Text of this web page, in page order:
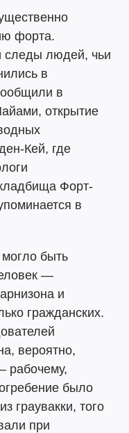
форта.
следы людей, чьи
в
в
открытие
Кей, где
Форт-
в
быть
—
и
гражданских.
вероятно,
рабочему,
было
граувакки, того
при